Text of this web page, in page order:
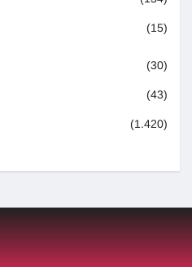
(15)
(30)
(43)
(1.420)